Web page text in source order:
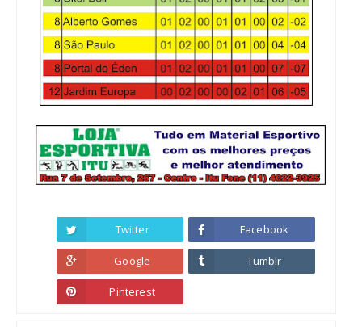
Twitter Facebook
Google Tumblr
Pinterest